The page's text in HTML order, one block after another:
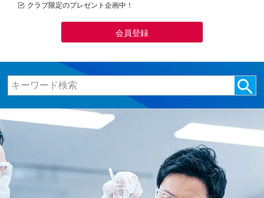
クラブ限定のプレゼント企画中！
会員登録